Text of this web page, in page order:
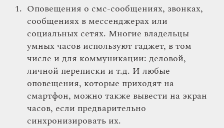
Оповещения о смс-сообщениях, звонках,
сообщениях в мессенджерах или
социальных сетях. Многие владельцы
умных часов используют гаджет, в том
числе и для коммуникации: деловой,
личной переписки и т.д. И любые
оповещения, которые приходят на
смартфон, можно также вывести на экран
часов, если предварительно
синхронизировать их.